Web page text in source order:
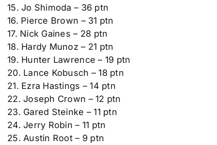
15. Jo Shimoda – 36 ptn
16. Pierce Brown – 31 ptn
17. Nick Gaines – 28 ptn
18. Hardy Munoz – 21 ptn
19. Hunter Lawrence – 19 ptn
20. Lance Kobusch – 18 ptn
21. Ezra Hastings – 14 ptn
22. Joseph Crown – 12 ptn
23. Gared Steinke – 11 ptn
24. Jerry Robin – 11 ptn
25. Austin Root – 9 ptn